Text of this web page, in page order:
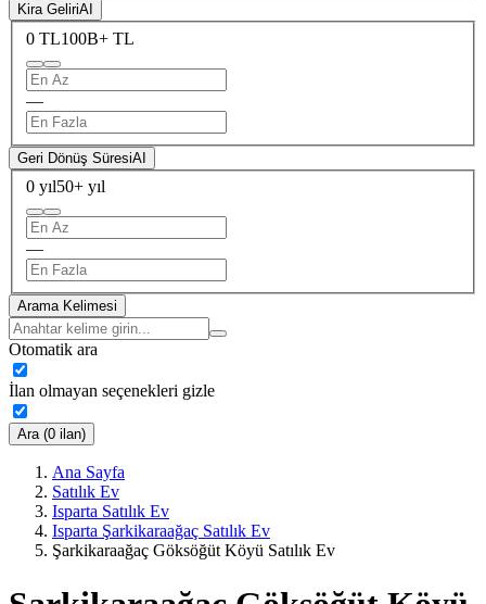
Kira GeliriAI
0 TL100B+ TL
—
Geri Dönüş SüresiAI
0 yıl50+ yıl
—
Arama Kelimesi
Otomatik ara
İlan olmayan seçenekleri gizle
Ara (0 ilan)
Ana Sayfa
Satılık Ev
Isparta Satılık Ev
Isparta Şarkikaraağaç Satılık Ev
Şarkikaraağaç Göksöğüt Köyü Satılık Ev